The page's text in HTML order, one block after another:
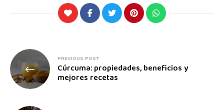
PREVIOUS POST
Cúrcuma: propiedades, beneficios y
mejores recetas